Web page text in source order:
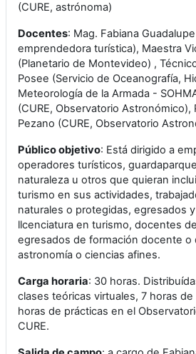
(CURE, astrónoma)
Docentes: Mag. Fabiana
emprendedora turística), Maestra
(Planetario de Montevideo) ,
Posee (Servicio de Oceanografía,
Meteorología de la Armada -
(CURE, Observatorio Astronómico),
Pezano (CURE, Observatorio
Público objetivo: Está dirigido a
operadores turísticos,
naturaleza u otros que quieran
turismo en sus actividades,
naturales o protegidas, egresados
llcenciatura en turismo, docentes
egresados de formación docente o
astronomía o ciencias afines.
Carga horaria: 30 horas.
clases teóricas virtuales, 7 horas
horas de prácticas en el
CURE.